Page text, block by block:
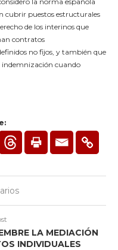
cubrir puestos estructurales
de los interinos que
contratos
no fijos, y también que
indemnización cuando
LA MEDIACIÓN
INDIVIDUALES